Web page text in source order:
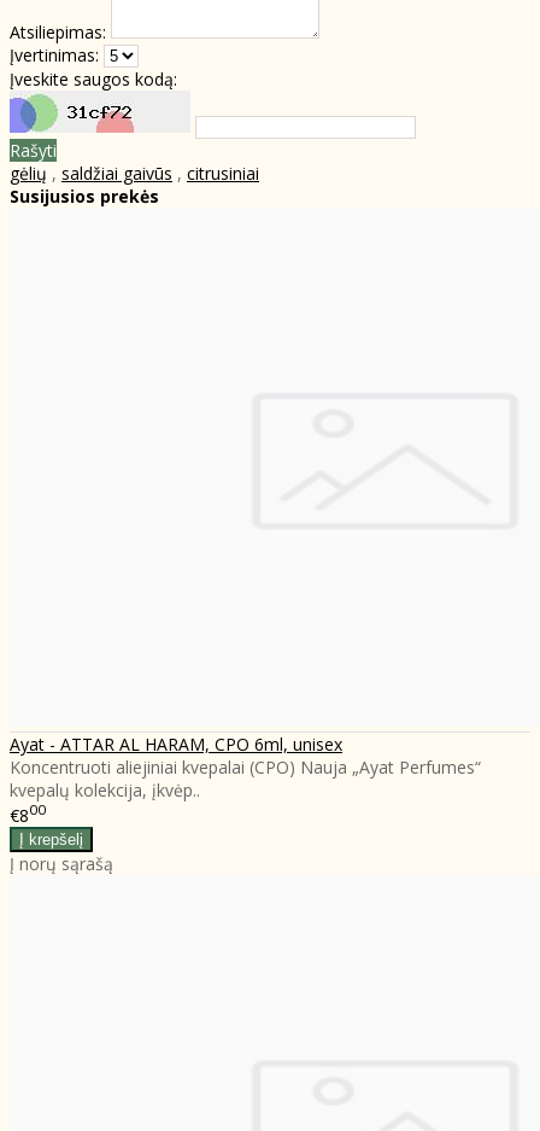
Atsiliepimas:
Įvertinimas:
Įveskite saugos kodą:
Rašyti
gėlių , saldžiai gaivūs , citrusiniai
Susijusios prekės
Ayat - ATTAR AL HARAM, CPO 6ml, unisex
Koncentruoti aliejiniai kvepalai (CPO) Nauja „Ayat Perfumes“
kvepalų kolekcija, įkvėp..
€800
Į norų sąrašą